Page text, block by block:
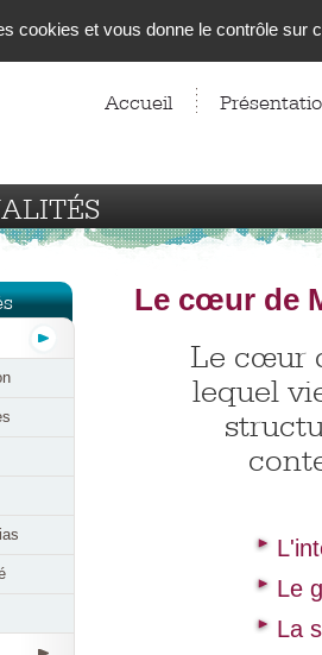
Accueil
Le cœur de
Le cœur
lequel
Le
La
cookies et vous donne le contrôle sur